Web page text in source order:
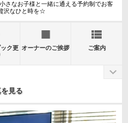
さなお子様と一緒に通える予約制でお客
沢なひと時を☆
ク更 オーナーのご挨拶 ご案内
を見る